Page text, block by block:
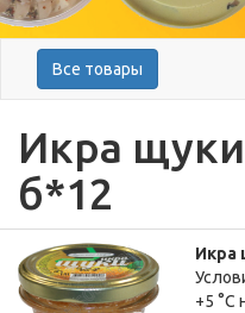
Все товары
Икра щуки
б*12
Икра
+5 °С